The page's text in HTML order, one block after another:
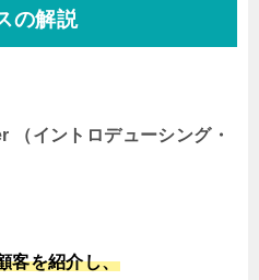
の解説
イントロデューシング・
客を紹介し、